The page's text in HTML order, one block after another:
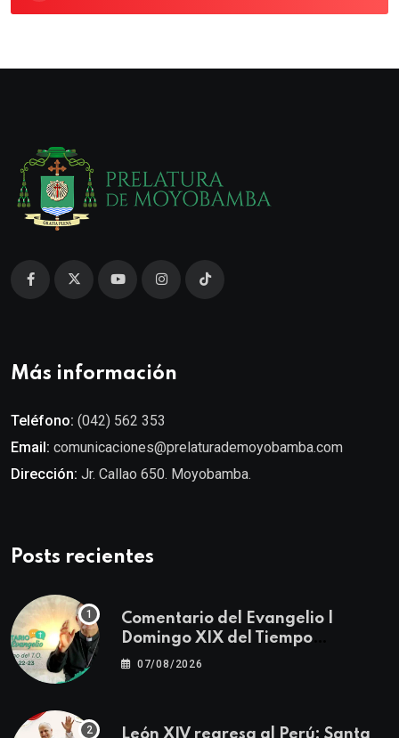
Más información
Teléfono: (042) 562 353
Email: comunicaciones@prelaturademoyobamba.com
Dirección: Jr. Callao 650. Moyobamba.
Posts recientes
Comentario del Evangelio |
Domingo XIX del Tiempo
Ordinario | Mateo 14, 22-23
07/08/2026
León XIV regresa al Perú: Santa